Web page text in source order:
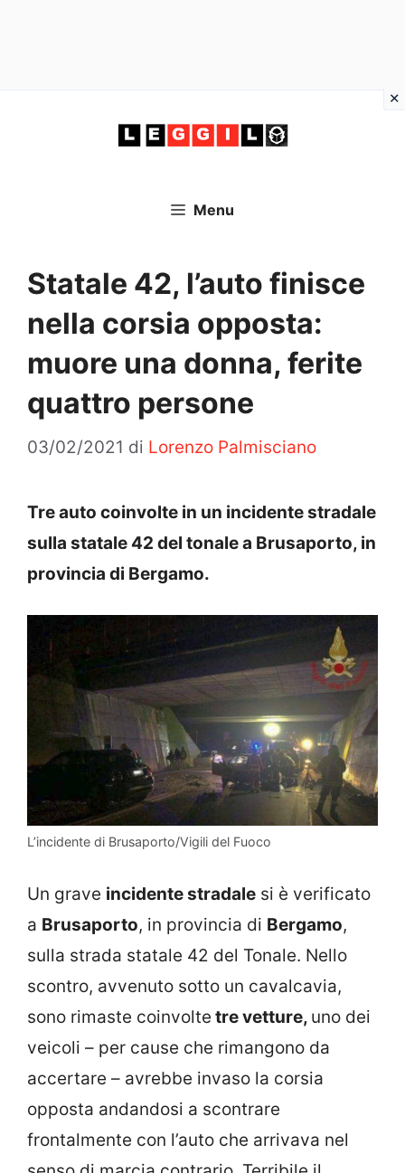
Menu
Statale 42, l’auto finisce
nella corsia opposta:
muore una donna, ferite
quattro persone
03/02/2021 di Lorenzo Palmisciano
Tre auto coinvolte in un incidente stradale
sulla statale 42 del tonale a Brusaporto, in
provincia di Bergamo.
L’incidente di Brusaporto/Vigili del Fuoco
Un grave incidente stradale si è verificato
a Brusaporto, in provincia di Bergamo,
sulla strada statale 42 del Tonale. Nello
scontro, avvenuto sotto un cavalcavia,
sono rimaste coinvolte tre vetture, uno dei
veicoli – per cause che rimangono da
accertare – avrebbe invaso la corsia
opposta andandosi a scontrare
frontalmente con l’auto che arrivava nel